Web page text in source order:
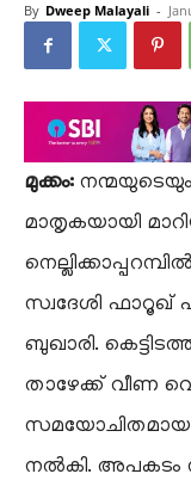
By Dweep Malayali -
മുക്കം:
മാതൃകയായി
സ്വദേശി ഫാറൂഖ്
ബുഖാരി.
താഴേക്ക് വീണ
സമയോചിതമായ
നൽകി. അപകടം